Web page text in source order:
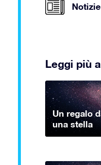
Notizie
Leggi più
Un regalo
una stella